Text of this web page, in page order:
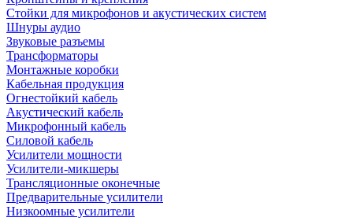
Стойки для микрофонов и акустических систем
Шнуры аудио
Звуковые разъемы
Трансформаторы
Монтажные коробки
Кабельная продукция
Огнестойкий кабель
Акустический кабель
Микрофонный кабель
Силовой кабель
Усилители мощности
Усилители-микшеры
Трансляционные оконечные
Предварительные усилители
Низкоомные усилители